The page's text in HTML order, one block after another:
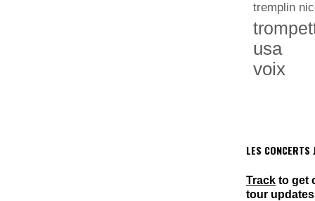
tremplin
usa
voix
LES CONCERTS
Track to get
tour